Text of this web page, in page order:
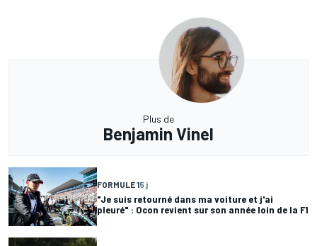
Plus de
Benjamin Vinel
FORMULE 15 j
"Je suis retourné dans ma voiture et j'ai
pleuré" : Ocon revient sur son année loin de la F1